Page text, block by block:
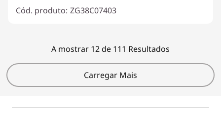
Cód. produto: ZG38C07403
A mostrar 12 de 111 Resultados
Carregar Mais